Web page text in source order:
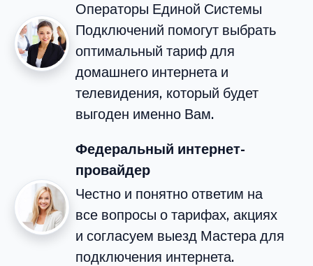
Операторы Единой Системы
Подключений помогут выбрать
оптимальный тариф для
домашнего интернета и
телевидения, который будет
выгоден именно Вам.
Федеральный интернет-
провайдер
Честно и понятно ответим на
все вопросы о тарифах, акциях
и согласуем выезд Мастера для
подключения интернета.